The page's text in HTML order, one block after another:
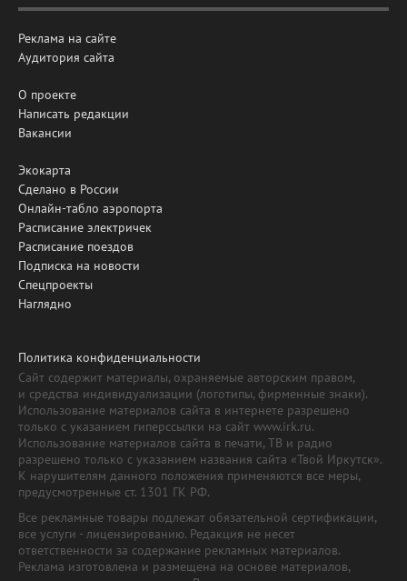
Реклама на сайте
Аудитория сайта
О проекте
Написать редакции
Вакансии
Экокарта
Сделано в России
Онлайн-табло аэропорта
Расписание электричек
Расписание поездов
Подписка на новости
Спецпроекты
Наглядно
Политика конфиденциальности
Сайт содержит материалы, охраняемые авторским правом,
и средства индивидуализации (логотипы, фирменные знаки).
Использование материалов сайта в интернете разрешено
только с указанием гиперссылки на сайт www.irk.ru.
Использование материалов сайта в печати, ТВ и радио
разрешено только с указанием названия сайта «Твой Иркутск».
К нарушителям данного положения применяются все меры,
предусмотренные ст. 1301 ГК РФ.
Все рекламные товары подлежат обязательной сертификации,
все услуги - лицензированию. Редакция не несет
ответственности за содержание рекламных материалов.
Реклама изготовлена и размещена на основе материалов,